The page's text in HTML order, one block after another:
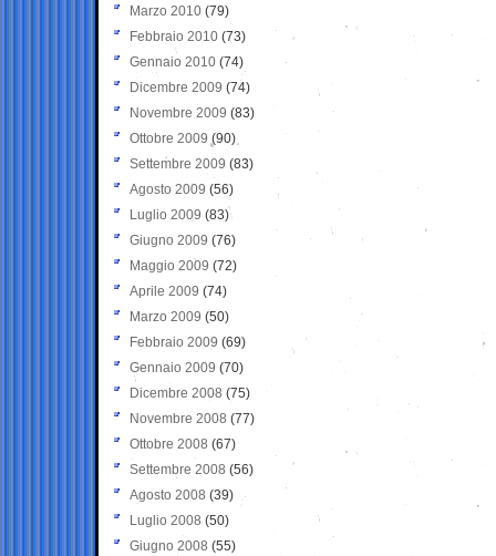
Marzo 2010 (79)
Febbraio 2010 (73)
Gennaio 2010 (74)
Dicembre 2009 (74)
Novembre 2009 (83)
Ottobre 2009 (90)
Settembre 2009 (83)
Agosto 2009 (56)
Luglio 2009 (83)
Giugno 2009 (76)
Maggio 2009 (72)
Aprile 2009 (74)
Marzo 2009 (50)
Febbraio 2009 (69)
Gennaio 2009 (70)
Dicembre 2008 (75)
Novembre 2008 (77)
Ottobre 2008 (67)
Settembre 2008 (56)
Agosto 2008 (39)
Luglio 2008 (50)
Giugno 2008 (55)